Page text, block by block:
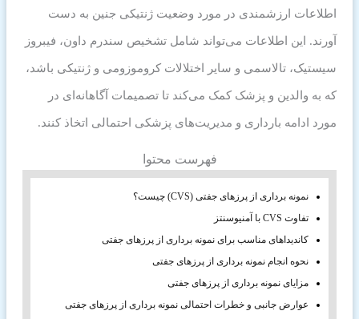
اطلاعات ارزشمندی در مورد وضعیت ژنتیکی جنین به دست
آورند. این اطلاعات می‌تواند شامل تشخیص سندرم داون، فیبروز
سیستیک، تالاسمی و سایر اختلالات کروموزومی و ژنتیکی باشد،
که به والدین و پزشک کمک می‌کند تا تصمیمات آگاهانه‌ای در
مورد ادامه بارداری و مدیریت‌های پزشکی احتمالی اتخاذ کنند.
فهرست محتوا
نمونه برداری از پرزهای جفتی (CVS) چیست؟
تفاوت CVS با آمنیوسنتز
کاندیداهای مناسب برای نمونه برداری از پرزهای جفتی
نحوه انجام نمونه برداری از پرزهای جفتی
مزایای نمونه برداری از پرزهای جفتی
عوارض جانبی و خطرات احتمالی نمونه برداری از پرزهای جفتی